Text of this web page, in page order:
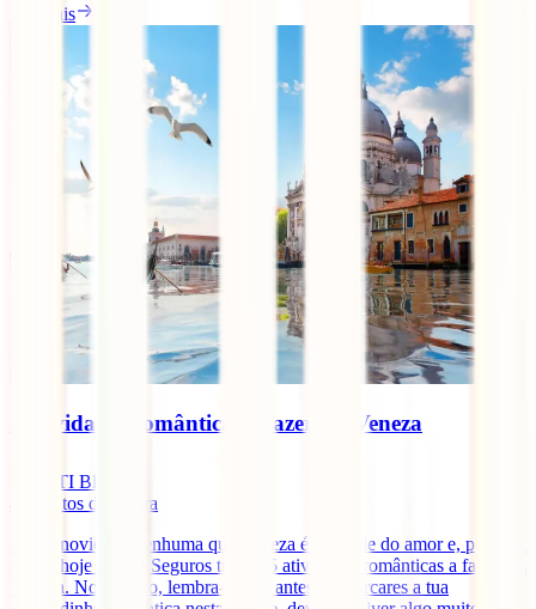
Ler mais
5 atividades românticas a fazer em Veneza
IATI Blog
minutos de leitura
Não é novidade nenhuma que Veneza é a cidade do amor e, por essa
razão, hoje a IATI Seguros traz-te 5 atividades românticas a fazer em
Veneza. No entanto, lembra-te que antes de marcares a tua